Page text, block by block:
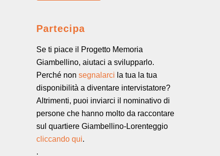
Partecipa
Se ti piace il Progetto Memoria
Giambellino, aiutaci a svilupparlo.
Perché non segnalarci la tua la tua
disponibilità a diventare intervistatore?
Altrimenti, puoi inviarci il nominativo di
persone che hanno molto da raccontare
sul quartiere Giambellino-Lorenteggio
cliccando qui.
.